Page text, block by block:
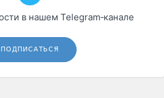
в нашем Telegram‑канале
ПОДПИСАТЬСЯ